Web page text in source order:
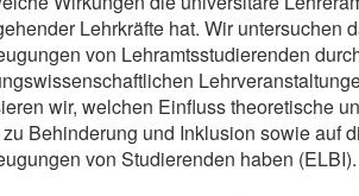
Lehrkräfte hat. Wir
von Lehramtsstudierenden
wir, welchen Einfluss theoretische
Behinderung und Inklusion sowie auf
von Studierenden haben (ELBI).